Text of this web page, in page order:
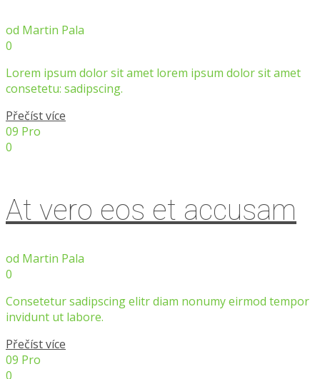
od Martin Pala
0
Lorem ipsum dolor sit amet lorem ipsum dolor sit amet
consetetu: sadipscing.
Přečíst více
09 Pro
0
At vero eos et accusam
od Martin Pala
0
Consetetur sadipscing elitr diam nonumy eirmod tempor
invidunt ut labore.
Přečíst více
09 Pro
0